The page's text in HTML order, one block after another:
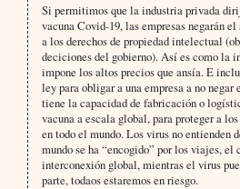
Si permitimos que la industria privada
vacuna Covid-19, las empresas negarán
a los derechos de propiedad intelectual
deciciones del gobierno). Así es como la
impone los altos precios que ansía. E
ley para obligar a una empresa a no negar
tiene la capacidad de fabricación o
vacuna a escala global, para proteger a
en todo el mundo. Los virus no entienden
mundo se ha “encogido” por los viajes, el
interconexión global, mientras el virus
parte, todaos estaremos en riesgo.